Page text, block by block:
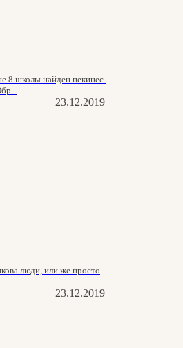
8 школы найден пекинес.
23.12.2019
люди, или же просто
23.12.2019